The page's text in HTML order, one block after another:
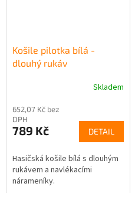
Košile pilotka bílá -
dlouhý rukáv
produktu
je
5,0
5
hvězdiček.
Skladem
652,07 Kč bez
DPH
789 Kč DETAIL
Hasičská košile bílá s dlouhým
rukávem a navlékacími
nárameníky.